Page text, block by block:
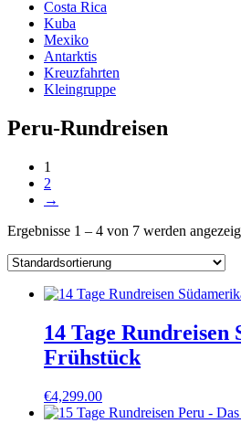
Costa Rica
Kuba
Mexiko
Antarktis
Kreuzfahrten
Kleingruppe
Peru-Rundreisen
1
2
→
Ergebnisse 1 – 4 von 7 werden
14 Tage
Frühstück
€4,299.00